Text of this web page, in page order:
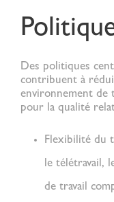
Des politiques
contribuent à
environnement de
pour la qualité
Flexibilité du
le télétravail,
de travail